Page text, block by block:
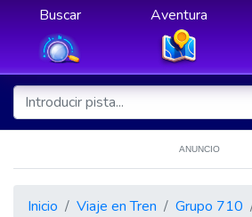
Buscar Aventura
ANUNCIO
Inicio Viaje en Tren Grupo 710